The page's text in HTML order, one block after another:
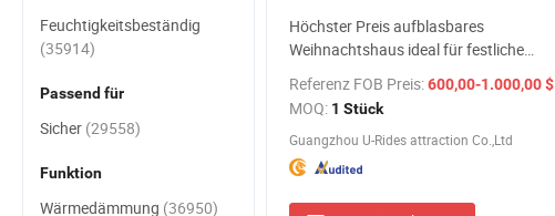
Höchster Preis aufblasbares
Weihnachtshaus ideal für festliche
Dekorationen und Outdoor-
Veranstaltungen
Referenz FOB Preis:600,00-1.000,00 $
MOQ: 1 Stück
Guangzhou U-Rides attraction Co.,Ltd
Feuchtigkeitsbeständig
(35914)
Passend für
Sicher (29558)
Funktion
Wärmedämmung (36950)